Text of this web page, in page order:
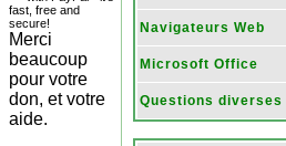
Merci
beaucoup
pour votre
don, et votre
aide.
Navigateurs Web
Microsoft Office
Questions diverses